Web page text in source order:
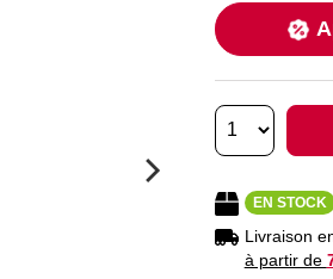
EN STOCK
Livraison
à partir de